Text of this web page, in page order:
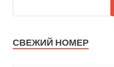
СВЕЖИЙ НОМЕР